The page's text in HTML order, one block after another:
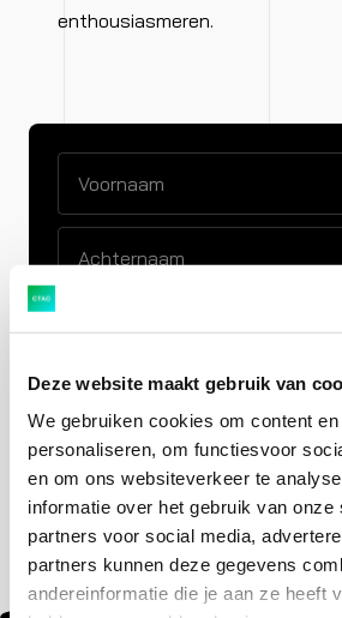
Deze website maakt gebruik van
We gebruiken cookies om content
personaliseren, om functiesvoor
en om ons websiteverkeer te
informatie over het gebruik van onze
partners voor social media,
partners kunnen deze gegevens
andereinformatie die je aan ze heeft
enthousiasmeren.
Ja, Ctac mag mij op de
trends en ontwikkelingen